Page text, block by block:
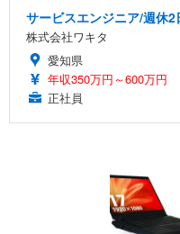
サービスエンジニア/週休
株式会社ワキタ
愛知県
年収350万円～600万円
正社員